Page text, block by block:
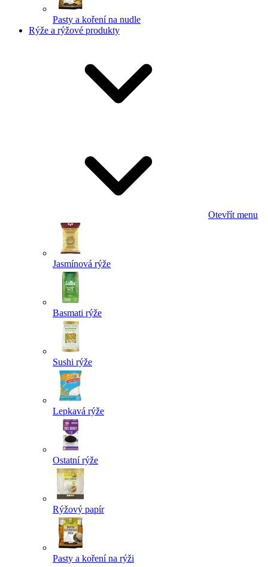
Pasty a koření na nudle
Rýže a rýžové produkty
Otevřít menu
Jasmínová rýže
Basmati rýže
Sushi rýže
Lepkavá rýže
Ostatní rýže
Rýžový papír
Pasty a koření na rýži